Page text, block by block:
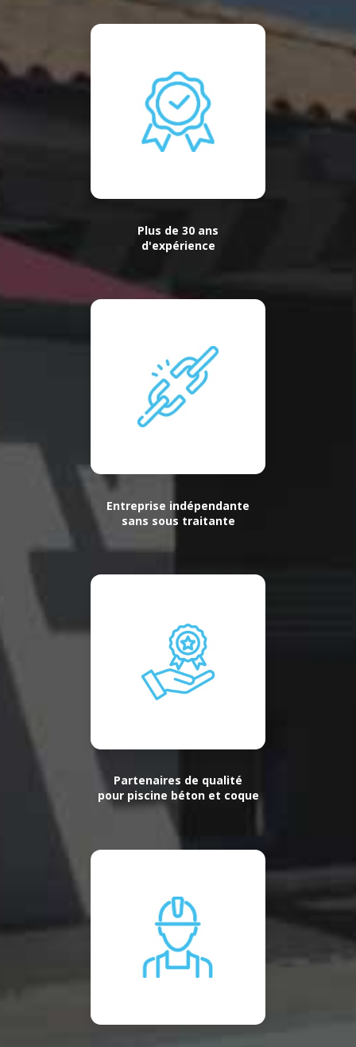
Plus de 30 ans
d'expérience
Entreprise indépendante
sans sous traitante
Partenaires de qualité
pour piscine béton et coque